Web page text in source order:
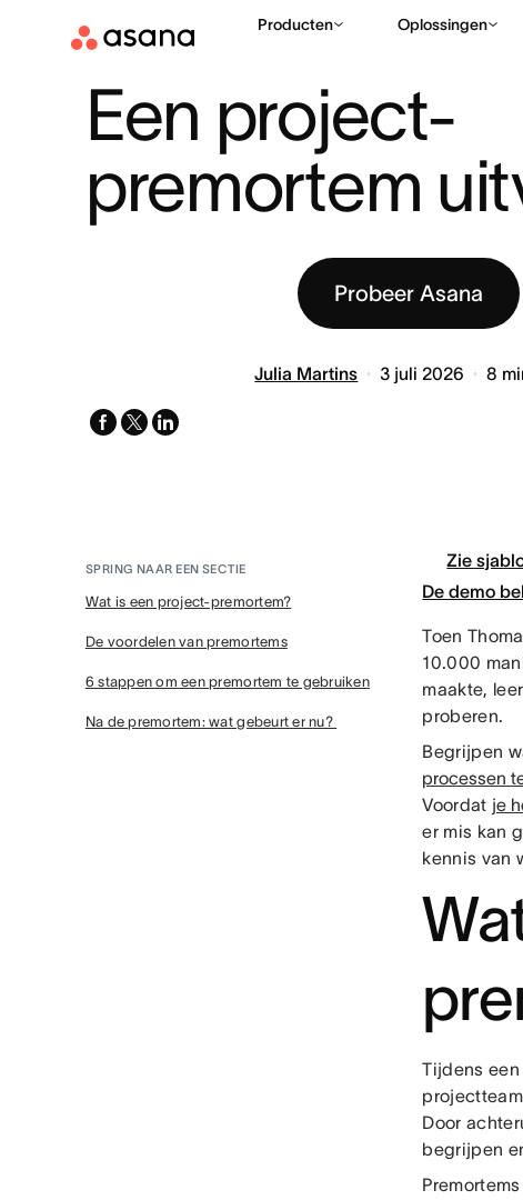
Producten Oplossingen
Een project-
premortem
Probeer Asana
Julia Martins 3 juli 2026 8
facebook
x-
linkedin
SPRING NAAR EEN SECTIE
Wat is een project-premortem?
De voordelen van premortems
6 stappen om een premortem te gebruiken
Na de premortem: wat gebeurt er nu?
Zie
De demo
Toen
10.000
maakte,
proberen.
Begrijpen
processen
Voordat je
er mis kan
kennis van
Tijdens
Door
begrijpen